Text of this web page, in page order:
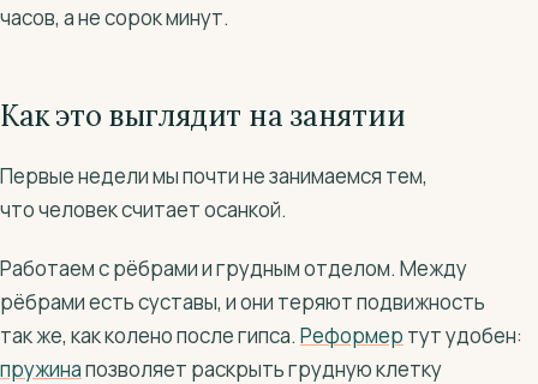
часов, а не сорок минут.
Как это выглядит на занятии
Первые недели мы почти не занимаемся тем,
что человек считает осанкой.
Работаем с рёбрами и грудным отделом. Между
рёбрами есть суставы, и они теряют подвижность
так же, как колено после гипса. Реформер тут удобен:
пружинапозволяет раскрыть грудную клетку